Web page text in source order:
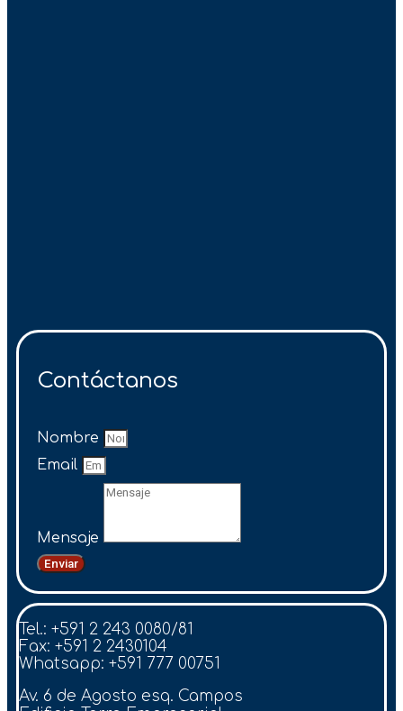
Contáctanos
Nombre
Email
Mensaje
Enviar
Tel.: +591 2 243 0080/81
Fax: +591 2 2430104
Whatsapp: +591 777 00751
Av. 6 de Agosto esq. Campos